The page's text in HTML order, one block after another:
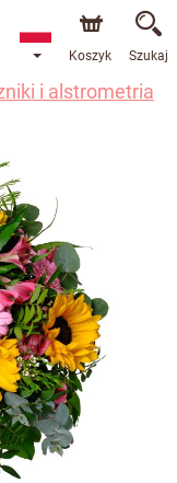
Koszyk Szukaj
i alstrometria